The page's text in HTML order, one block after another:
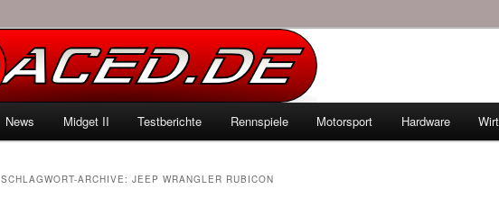
Raced.de
Zum Inhalt wechseln
Zum sekundären Inhalt wechseln
News Midget II Testberichte Rennspiele Motorsport Hardware
SCHLAGWORT-ARCHIVE: JEEP WRANGLER RUBICON